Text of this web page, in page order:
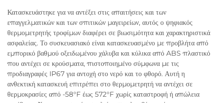
Κατασκευάστηκε για να αντέξει στις απαιτήσεις και των
επαγγελματικών και των σπιτικών μαγειρείων, αυτός ο ψηφιακός
θερμομετρητής τροφίμων διαφέρει σε βιωσιμότητα και χαρακτηριστικά
ασφαλείας. Το συσκευασιακό είναι κατασκευασμένο με προβλήτα από
εμπορικό βαθμού οξειδωμένου χάλυβα και κύλικα από ABS πλαστικό
που αντέχει σε κρούσματα, πιστοποιημένο σύμφωνα με τις
προδιαγραφές IP67 για αντοχή στο νερό και το φθορό. Αυτή η
ανθεκτική κατασκευή επιτρέπει στο θερμομετρητή να αντέχει σε
θερμοκρασίες από -58°F έως 572°F χωρίς καταστροφή ή απώλεια